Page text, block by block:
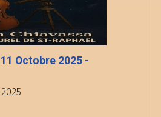
Octobre 2025 -